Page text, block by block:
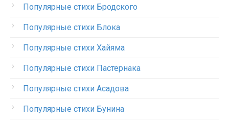
Популярные стихи Бродского
Популярные стихи Блока
Популярные стихи Хайяма
Популярные стихи Пастернака
Популярные стихи Асадова
Популярные стихи Бунина